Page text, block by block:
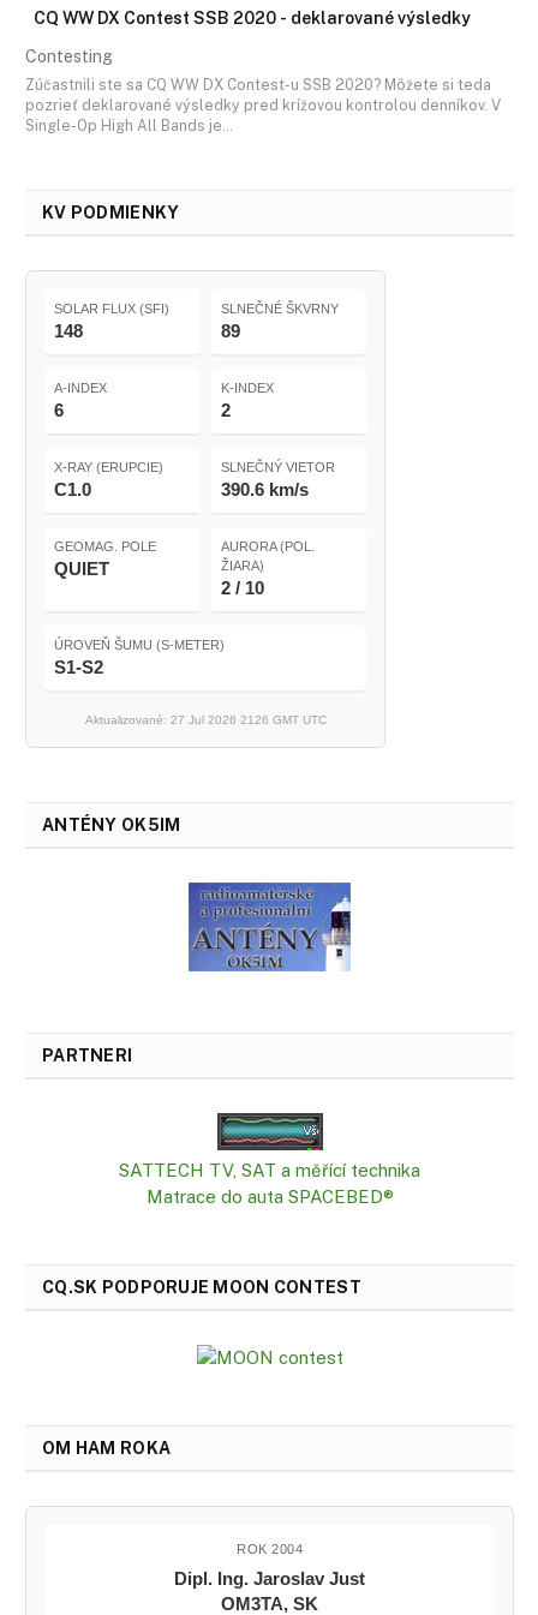
CQ WW DX Contest SSB 2020 - deklarované výsledky
Contesting
Zúčastnili ste sa CQ WW DX Contest-u SSB 2020? Môžete si teda
pozrieť deklarované výsledky pred krížovou kontrolou denníkov. V
Single-Op High All Bands je…
KV PODMIENKY
SOLAR FLUX (SFI)
148
SLNEČNÉ ŠKVRNY
89
A-INDEX
6
K-INDEX
2
X-RAY (ERUPCIE)
C1.0
SLNEČNÝ VIETOR
390.6 km/s
GEOMAG. POLE
QUIET
AURORA (POL.
ŽIARA)
2 / 10
ÚROVEŇ ŠUMU (S-METER)
S1-S2
Aktualizované: 27 Jul 2026 2126 GMT UTC
ANTÉNY OK5IM
PARTNERI
SATTECH TV, SAT a měřící technika
Matrace do auta SPACEBED®
CQ.SK PODPORUJE MOON CONTEST
OM HAM ROKA
ROK 2004
Dipl. Ing. Jaroslav Just
OM3TA, SK